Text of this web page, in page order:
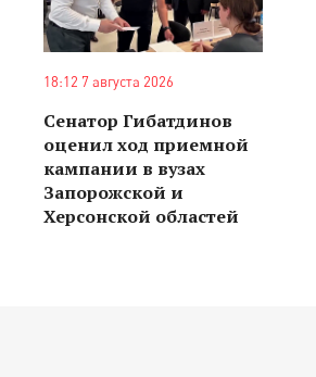
18:12 7 августа 2026
Сенатор Гибатдинов
оценил ход приемной
кампании в вузах
Запорожской и
Херсонской областей